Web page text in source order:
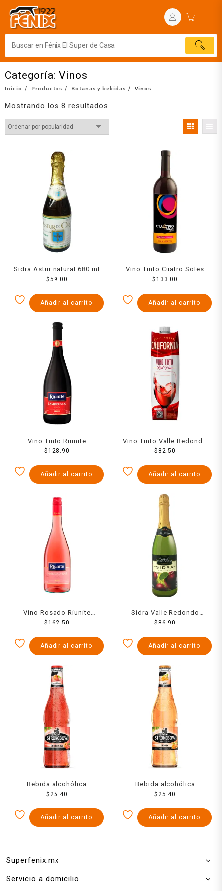
Categoría: Vinos
Inicio Productos Botanas y bebidas Vinos
Mostrando los 8 resultados
Sidra Astur natural 680 ml
$59.00
Añadir al carrito
Vino Tinto Cuatro Soles
Afrutado 750 ml
$133.00
Añadir al carrito
Vino Tinto Riunite
Lambrusco 750 ml
$128.90
Añadir al carrito
Vino Tinto Valle Redondo
California 946 ml
$ 82.50
Añadir al carrito
Vino Rosado Riunite
Lambrusco Rosé 750 ml
$162.50
Añadir al carrito
Sidra Valle Redondo
Natural 700 Ml
$ 86.90
Añadir al carrito
Bebida alcohólica
Strongbow de manzana
$25.40
Añadir al carrito
Bebida alcohólica
Strongbow de manzana
$25.40
Añadir al carrito
Superfenix.mx
Servicio a domicilio